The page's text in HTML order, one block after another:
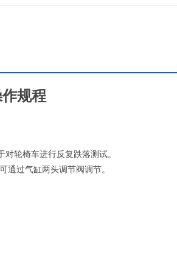
规程
对轮椅车进行反复跌落测试。
通过气缸两头调节阀调节。